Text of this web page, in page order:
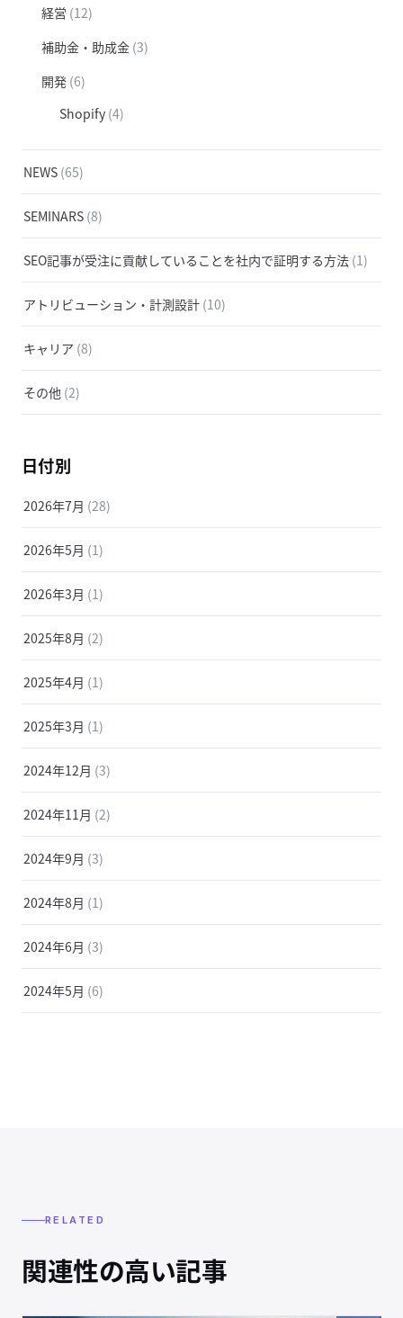
経営 (12)
補助金・助成金 (3)
開発 (6)
Shopify (4)
NEWS (65)
SEMINARS (8)
SEO記事が受注に貢献していることを社内で証明する方法 (1)
アトリビューション・計測設計 (10)
キャリア (8)
その他 (2)
日付別
2026年7月 (28)
2026年5月 (1)
2026年3月 (1)
2025年8月 (2)
2025年4月 (1)
2025年3月 (1)
2024年12月 (3)
2024年11月 (2)
2024年9月 (3)
2024年8月 (1)
2024年6月 (3)
2024年5月 (6)
RELATED
関連性の高い記事